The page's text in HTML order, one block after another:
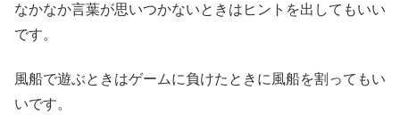
なかなか言葉が思いつかないときはヒントを出してもいい
です。
風船で遊ぶときはゲームに負けたときに風船を割ってもい
いです。